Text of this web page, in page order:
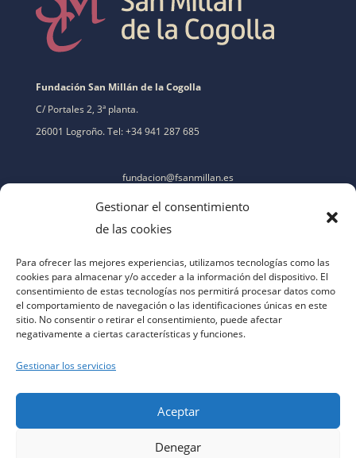
Gestionar el consentimiento
de las cookies
Para ofrecer las mejores experiencias, utilizamos tecnologías como las
cookies para almacenar y/o acceder a la información del dispositivo. El
consentimiento de estas tecnologías nos permitirá procesar datos como
el comportamiento de navegación o las identificaciones únicas en este
sitio. No consentir o retirar el consentimiento, puede afectar
negativamente a ciertas características y funciones.
Gestionar los servicios
Aceptar
Denegar
Fundación San Millán de la Cogolla
C/ Portales 2, 3ª planta.
26001 Logroño. Tel: +34 941 287 685
fundacion@fsanmillan.es
política de privacidad|política de cookies